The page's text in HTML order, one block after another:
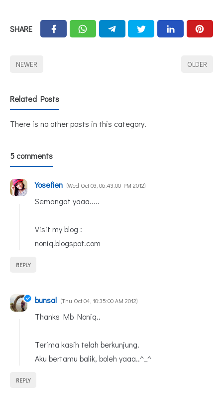
SHARE
NEWER OLDER
Related Posts
There is no other posts in this category.
5 comments
Yosefien Wed Oct 03, 06:43:00 PM 2012
Semangat yaaa.....
Visit my blog :
noniq.blogspot.com
REPLY
bunsal Thu Oct 04, 10:35:00 AM 2012
Thanks Mb Noniq..
Terima kasih telah berkunjung.
Aku bertamu balik, boleh yaaa..^_^
REPLY